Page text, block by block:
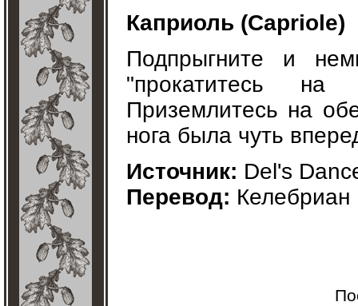
Каприоль (Capriole)
Подпрыгните и
"прокатитесь на
Приземлитесь на
нога была чуть
Источник: Del's
Перевод: Келебриан